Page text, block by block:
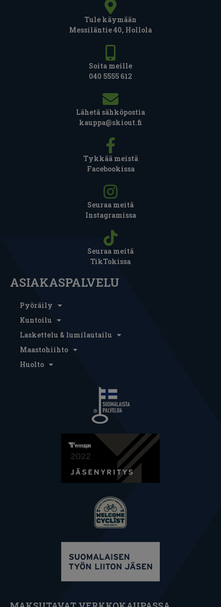
Tule käymään
Messiläntie 40, Hollola
Soita meille
040 5555 612
Lähetä sähköpostia
kauppa@skiout.fi
Tykkää meistä
Facebookissa
Seuraa meitä
Instagramissa
Seuraa meitä
TikTokissa
ASIAKASPALVELU
Pyöräily
Kuntoilu
Laskettelu & lumilautailu
Maastohiihto
Huolto